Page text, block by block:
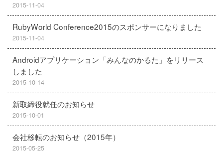
2015-11-04
RubyWorld Conference2015のスポンサーになりました
2015-11-04
Androidアプリケーション「みんなのかるた」をリリース
しました
2015-10-14
新取締役就任のお知らせ
2015-10-01
会社移転のお知らせ（2015年）
2015-05-25